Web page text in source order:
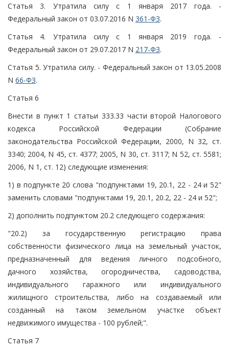
Статья 3. Утратила силу с 1 января 2017 года. -
Федеральный закон от 03.07.2016 N 361-ФЗ.
Статья 4. Утратила силу с 1 января 2019 года. -
Федеральный закон от 29.07.2017 N 217-ФЗ.
Статья 5. Утратила силу. - Федеральный закон от 13.05.2008
N 66-ФЗ.
Статья 6
Внести в пункт 1 статьи 333.33 части второй Налогового
кодекса Российской Федерации (Собрание
законодательства Российской Федерации, 2000, N 32, ст.
3340; 2004, N 45, ст. 4377; 2005, N 30, ст. 3117; N 52, ст. 5581;
2006, N 1, ст. 12) следующие изменения:
1) в подпункте 20 слова "подпунктами 19, 20.1, 22 - 24 и 52"
заменить словами "подпунктами 19, 20.1, 20.2, 22 - 24 и 52";
2) дополнить подпунктом 20.2 следующего содержания:
"20.2) за государственную регистрацию права
собственности физического лица на земельный участок,
предназначенный для ведения личного подсобного,
дачного хозяйства, огородничества, садоводства,
индивидуального гаражного или индивидуального
жилищного строительства, либо на создаваемый или
созданный на таком земельном участке объект
недвижимого имущества - 100 рублей;".
Статья 7